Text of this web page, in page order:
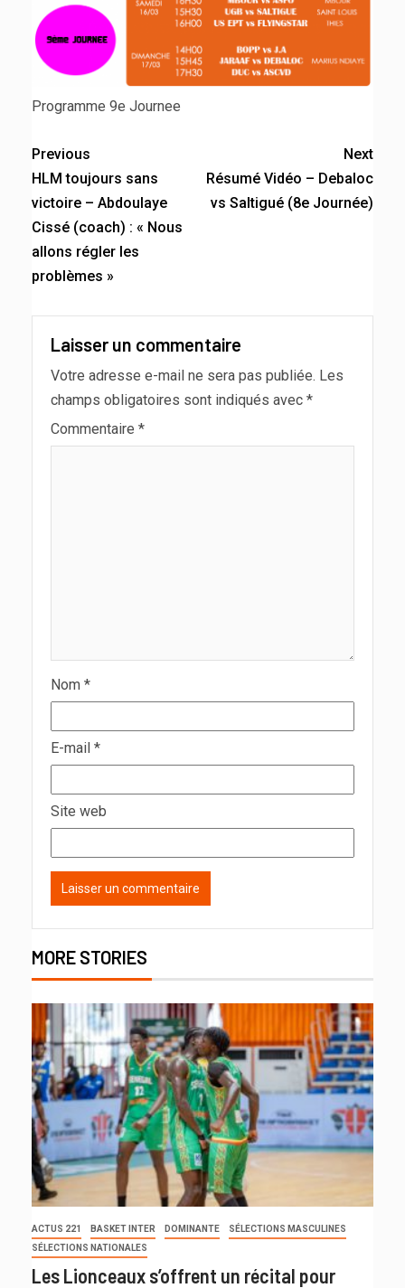
Programme 9e Journee
Previous
HLM toujours sans
victoire – Abdoulaye
Cissé (coach) : « Nous
allons régler les
problèmes »
Next
Résumé Vidéo – Debaloc
vs Saltigué (8e Journée)
Laisser un commentaire
Votre adresse e-mail ne sera pas publiée. Les
champs obligatoires sont indiqués avec *
Commentaire *
Nom *
E-mail *
Site web
MORE STORIES
ACTUS 221 BASKET INTER DOMINANTE
SÉLECTIONS MASCULINES
SÉLECTIONS NATIONALES
Les Lionceaux s’offrent un récital pour